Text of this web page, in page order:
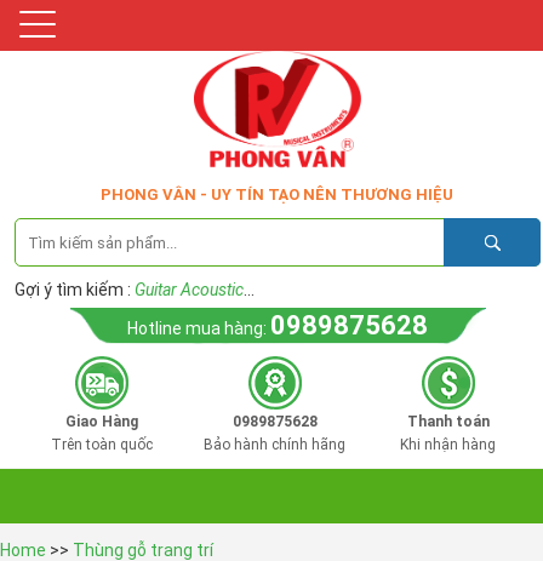
PHONG VÂN - UY TÍN TẠO NÊN THƯƠNG HIỆU
Gợi ý tìm kiếm : Guitar Acoustic
Hotline mua hàng: 0989875628
Giao Hàng
Trên toàn quốc
0989875628
Bảo hành chính hãng
Thanh toán
Khi nhận hàng
Home >> Thùng gỗ trang trí